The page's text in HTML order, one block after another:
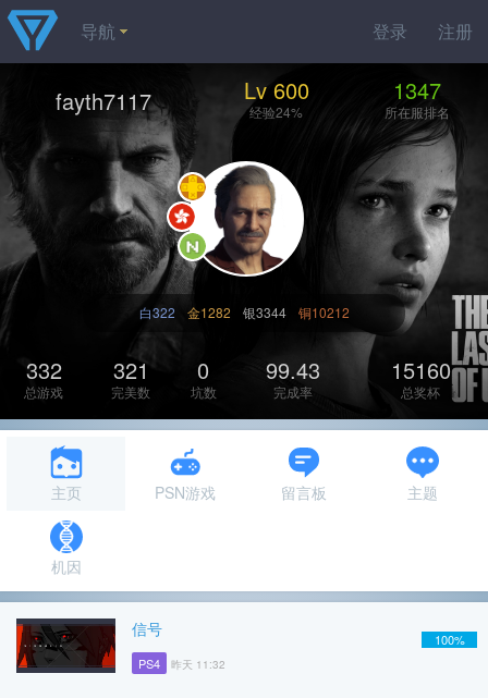
登录 注册
导航
fayth7117 Lv 600
经验24%
1347
所在服排名
白322 金1282 银3344 铜10212
332
总游戏
321
完美数
0
坑数
99.43
完成率
15160
总奖杯
主页 PSN游戏 留言板 主题
机因
信号
PS4 昨天 11:32
100%